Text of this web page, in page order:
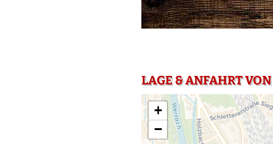
LAGE & ANFAHRT
+
−